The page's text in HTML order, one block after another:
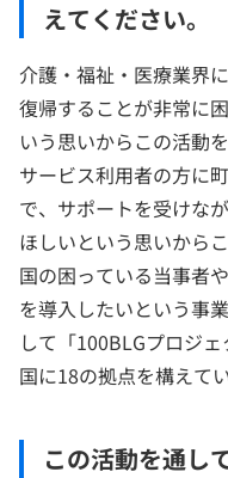
えてください。
介護・福祉・医療業界
復帰することが非常に
いう思いからこの活動
サービス利用者の方に
で、サポートを受けな
ほしいという思いから
国の困っている当事者
を導入したいという事
して「100BLGプロジ
国に18の拠点を構えて
この活動を通し